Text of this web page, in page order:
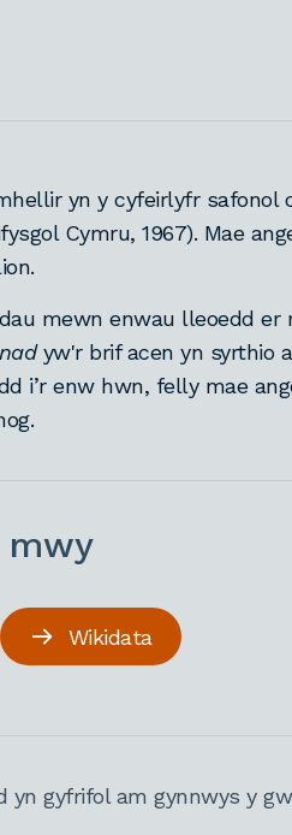
yn y cyfeirlyfr safonol
Cymru, 1967). Mae
mewn enwau lleoedd er
nadyw'r brif acen yn syrthio
i’r enw hwn, felly mae
mwy
Wikidata
yn gyfrifol am gynnwys y